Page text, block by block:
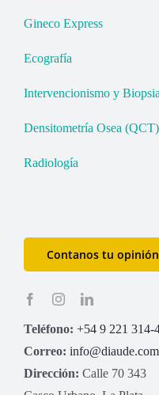
Gineco Express
Ecografía
Intervencionismo y
Densitometría Osea (QCT)
Radiología
Contanos tu opinión
Teléfono: +54 9 221 314-
Correo:
Dirección: Calle 70 343